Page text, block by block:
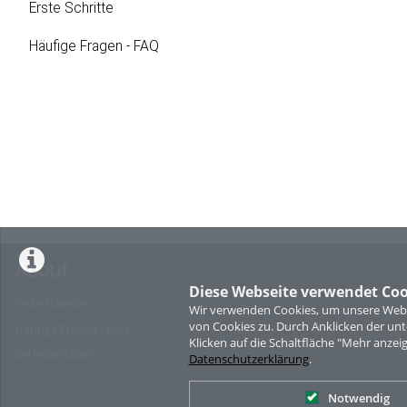
Diese Webseite verwendet
Wir verwenden Cookies, um unsere
von Cookies zu. Durch Anklicken der
Klicken auf die Schaltfläche "Mehr
Datenschutzerklärung.
Notwendig
Erste Schritte
Häufige Fragen - FAQ
About